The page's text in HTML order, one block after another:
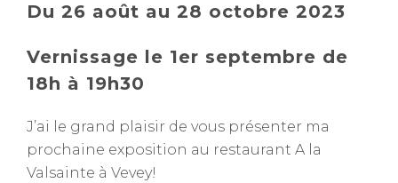
Du 26 août au 28 octobre 2023
Vernissage le 1er septembre de
18h à 19h30
J’ai le grand plaisir de vous présenter ma
prochaine exposition au restaurant A la
Valsainte à Vevey!